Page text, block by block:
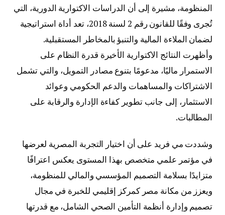
المنظومة، مشيرة إلى أن الدراسات الاكتوارية الدورية، التي
تُجرى وفقًا للقانون رقم 2 لسنة 2018، تعد أداة استراتيجية
لضمان الملاءة المالية والتنبؤ بالمخاطر المستقبلية.
وأظهرت النتائج الاكتوارية الأخيرة قدرة النظام على
الاستمرار ماليًا، مدعومًا بتنوع مصادر التمويل، والتي تشمل
الاشتراكات والمساهمات والدعم الحكومي وعوائد
الاستثمار، إلى جانب تطوير كفاءة الإدارة والرقابة على
المطالبات.
وشددت مي فريد على أن اختيار التجربة المصرية لعرضها
في مؤتمر علمي متخصص بهذا المستوى يعكس اعترافًا
متزايدًا بسلامة التصميم المؤسسي والمالي للمنظومة،
ويعزز من مكانة مصر كمركز إقليمي للخبرة في مجال
تصميم وإدارة أنظمة التأمين الصحي الشامل، مع قدرتها